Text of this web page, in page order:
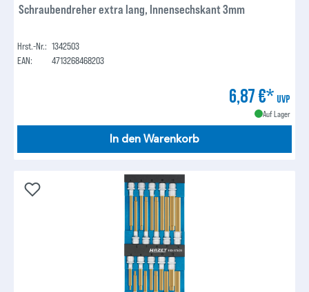
Schraubendreher extra lang, Innensechskant 3mm
Hrst.-Nr.: 1342503
EAN:
4713268468203
6,87 €* UVP
Auf Lager
In den Warenkorb